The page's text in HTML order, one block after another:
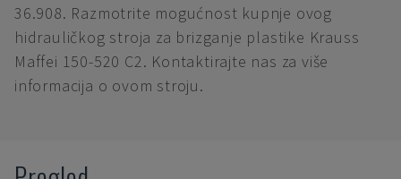
36.908. Razmotrite mogućnost kupnje ovog
hidrauličkog stroja za brizganje plastike Krauss
Maffei 150-520 C2. Kontaktirajte nas za više
informacija o ovom stroju.